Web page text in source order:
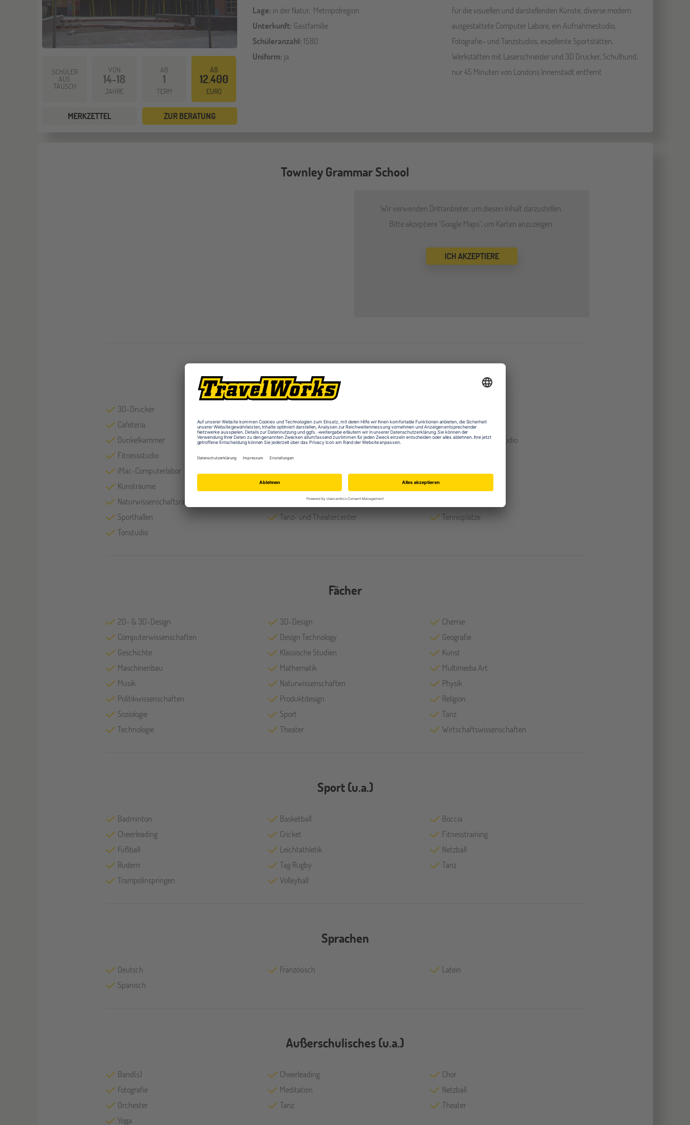
SCHÜLER
AUS
TAUSCH
VON
14-18
JAHRE
AB
1
TERM
AB
12.400
EURO
MERKZETTEL ZUR BERATUNG
Lage: in der Natur, Metropolregion
Unterkunft: Gastfamilie
Schüleranzahl:1580
Uniform: ja
für die visuellen und darstellenden Künste, diverse modern
ausgestattete Computer Labore, ein Aufnahmestudio,
Fotografie- und Tanzstudios, exzellente Sportstätten,
Werkstätten mit Laserschneider und 3D Drucker, Schulhund,
nur 45 Minuten von Londons Innenstadt entfernt
Townley Grammar School
Wir verwenden Drittanbieter, um diesen Inhalt darzustellen.
Bitte akzeptiere "Google Maps", um Karten anzuzeigen.
ICH AKZEPTIERE
Ausstattung (u.a.)
3D-Drucker
Cafeteria
Computerräume
Designstudio
Dunkelkammer
Fachräume für Baukonstruktion
Film- und Fernsehstudio
Fitnessstudio
Fotolabor
iMac-Computerlabor
Kunsträume
Labore
Naturwissenschaftsräume
Performing Arts Center
Sporthallen
Tanz- und Theatercenter
Tennisplätze
Tonstudio
Fächer
2D- & 3D-Design 3D-Design
Chemie
Computerwissenschaften
Design Technology
Geografie
Geschichte
Klassische Studien
Kunst
Maschinenbau
Mathematik
Multimedia Art
Musik
Naturwissenschaften
Physik
Politikwissenschaften
Produktdesign
Religion
Soziologie
Sport
Tanz
Technologie
Theater Wirtschaftswissenschaften
Sport (u.a.)
Badminton Basketball
Boccia
Cheerleading
Cricket
Fitnesstraining
Fußball
Leichtathletik
Netzball
Rudern
Tag Rugby
Tanz
Trampolinspringen
Volleyball
Sprachen
Deutsch Französisch
Latein
Spanisch
Außerschulisches (u.a.)
Band(s) Cheerleading
Chor
Fotografie
Meditation
Netzball
Orchester
Tanz
Theater
Yoga